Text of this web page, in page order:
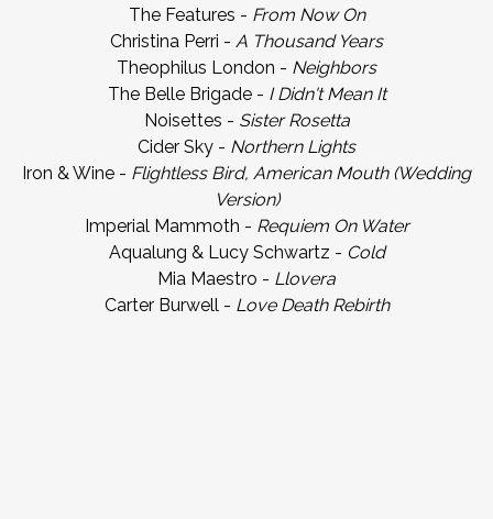
The Features - From Now On
Christina Perri - A Thousand Years
Theophilus London - Neighbors
The Belle Brigade - I Didn't Mean It
Noisettes - Sister Rosetta
Cider Sky - Northern Lights
Iron & Wine - Flightless Bird, American Mouth (Wedding
Version)
Imperial Mammoth - Requiem On Water
Aqualung & Lucy Schwartz - Cold
Mia Maestro - Llovera
Carter Burwell - Love Death Rebirth